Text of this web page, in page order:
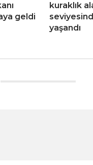
geldi
kuraklık
yaşandı